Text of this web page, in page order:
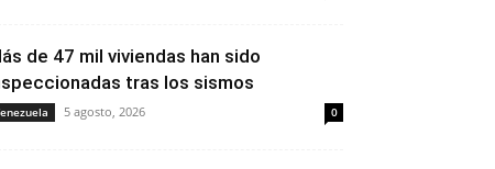
de 47 mil viviendas han sido
tras los sismos
5 agosto, 2026 0